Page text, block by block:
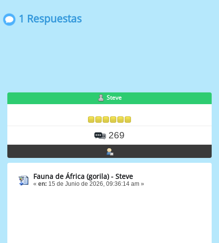
1 Respuestas
Steve
269
Fauna de África (gorila) - Steve
« en: 15 de Junio de 2026, 09:36:14 am »